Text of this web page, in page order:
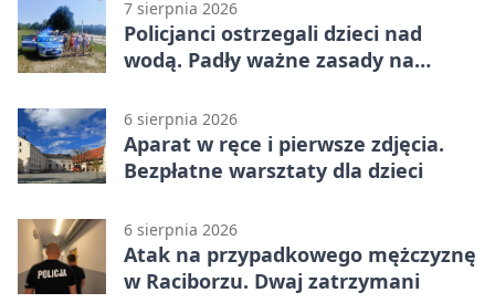
7 sierpnia 2026
Policjanci ostrzegali dzieci nad
wodą. Padły ważne zasady na
6 sierpnia 2026
Aparat w ręce i pierwsze zdjęcia.
Bezpłatne warsztaty dla dzieci
6 sierpnia 2026
Atak na przypadkowego mężczyznę
w Raciborzu. Dwaj zatrzymani